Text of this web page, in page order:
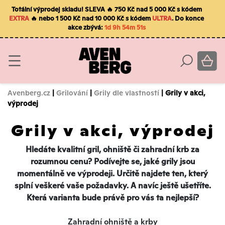
Totální výprodej skladu! SLEVA 🔥 750 Kč nad 5 000 Kč s kódem
EXTRA 🔥 nebo 1 500 Kč nad 10 000 Kč s kódem ULTRA. Do konce
akce zbývá:1d 9h 54m 50s
Avenberg.cz | Grilování | Grily dle vlastností | Grily v akci,
výprodej
Grily v akci, výprodej
Hledáte kvalitní gril, ohniště či zahradní krb za
rozumnou cenu? Podívejte se, jaké grily jsou
momentálně ve výprodeji. Určitě najdete ten, který
splní veškeré vaše požadavky. A navíc ještě ušetříte.
Která varianta bude právě pro vás ta nejlepší?
Zahradní ohniště a krby